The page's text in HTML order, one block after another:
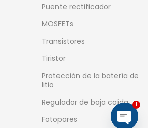
Puente rectificador
MOSFETs
Transistores
Tiristor
Protección de la batería de
litio
Regulador de baja caída
Fotopares
1